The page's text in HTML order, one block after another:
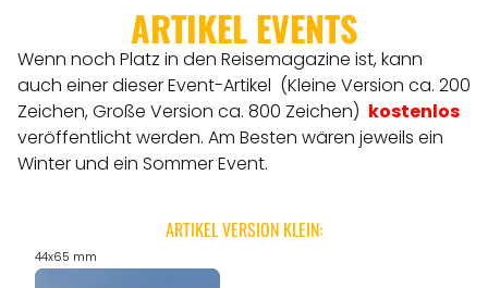
ARTIKEL EVENTS
Wenn noch Platz in den Reisemagazine ist, kann
auch einer dieser Event-Artikel (Kleine Version ca. 200
Zeichen, Große Version ca. 800 Zeichen) kostenlos
veröffentlicht werden. Am Besten wären jeweils ein
Winter und ein Sommer Event.
ARTIKEL VERSION KLEIN:
44x65 mm